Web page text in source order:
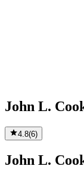
John L.
4.8(6)
John L.